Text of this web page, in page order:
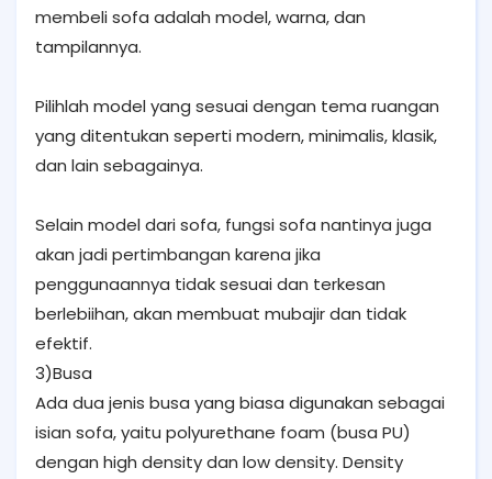
membeli sofa adalah model, warna, dan
tampilannya.
Pilihlah model yang sesuai dengan tema ruangan
yang ditentukan seperti modern, minimalis, klasik,
dan lain sebagainya.
Selain model dari sofa, fungsi sofa nantinya juga
akan jadi pertimbangan karena jika
penggunaannya tidak sesuai dan terkesan
berlebiihan, akan membuat mubajir dan tidak
efektif.
3)Busa
Ada dua jenis busa yang biasa digunakan sebagai
isian sofa, yaitu polyurethane foam (busa PU)
dengan high density dan low density. Density